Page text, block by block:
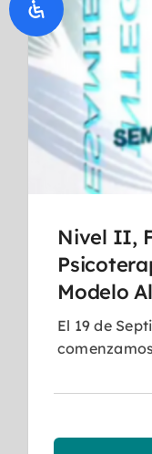
Nivel II,
Modelo
El 19 de